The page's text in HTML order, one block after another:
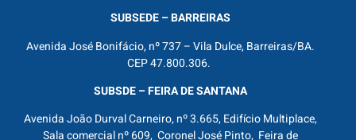
SUBSEDE – BARREIRAS
Avenida José Bonifácio, nº 737 – Vila Dulce, Barreiras/BA.
CEP 47.800.306.
SUBSDE – FEIRA DE SANTANA
Avenida João Durval Carneiro, nº 3.665, Edifício Multiplace,
Sala comercial nº 609, Coronel José Pinto, Feira de